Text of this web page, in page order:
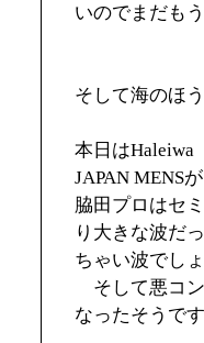
いのでまだも
そして海のほ
本日は
JAPAN MENS
脇田プロはセ
り大きな波だ
ちゃい波でし
そして悪コ
なったそうで